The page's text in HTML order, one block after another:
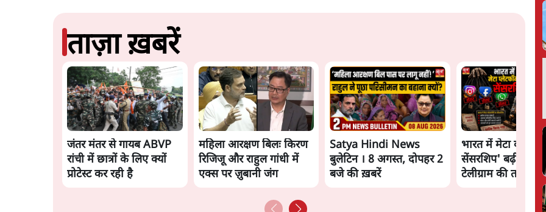
ताज़ा ख़बरें
जंतर मंतर से गायब ABVP
रांची में छात्रों के लिए क्यों
प्रोटेस्ट कर रही है
महिला आरक्षण बिलः किरण
रिजिजू और राहुल गांधी में
एक्स पर ज़ुबानी जंग
Satya Hindi News
बुलेटिन । 8 अगस्त, दोपहर 2
बजे की ख़बरें
भारत में मेटा की
सेंसरशिप' बढ़ी,
टेलीग्राम की तरफ मुड़े